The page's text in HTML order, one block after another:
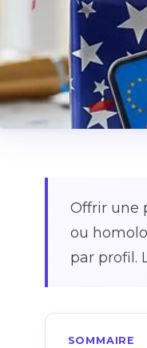
Offrir une
ou
par profil.
SOMMAIRE